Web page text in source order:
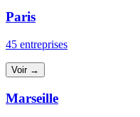
Paris
45 entreprises
Voir →
Marseille